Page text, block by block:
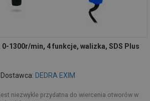
0-1300r/min, 4 funkcje, walizka, SDS Plus
Dostawca: DEDRA EXIM
niezwykle przydatna do wiercenia otworów w